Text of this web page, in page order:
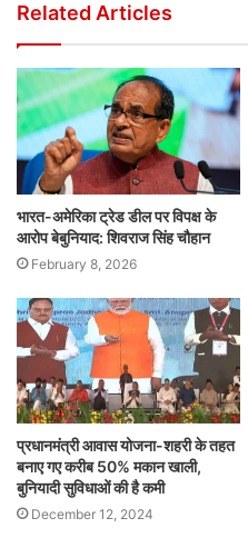
Related Articles
भारत-अमेरिका ट्रेड डील पर विपक्ष के
आरोप बेबुनियाद: शिवराज सिंह चौहान
February 8, 2026
प्रधानमंत्री आवास योजना-शहरी के तहत
बनाए गए करीब 50% मकान खाली,
बुनियादी सुविधाओं की है कमी
December 12, 2024